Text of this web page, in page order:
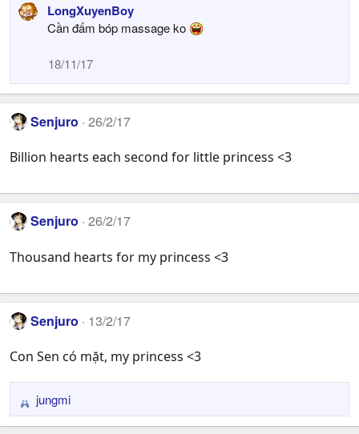
a
c
o
n
s
:
LongXuyenBoy
Cần đấm bóp massage ko
18/11/17
Senjuro 26/2/17
Billion hearts each second for little princess <3
Senjuro 26/2/17
Thousand hearts for my princess <3
Senjuro 13/2/17
Con Sen có mặt, my princess <3
R
e
jungmi